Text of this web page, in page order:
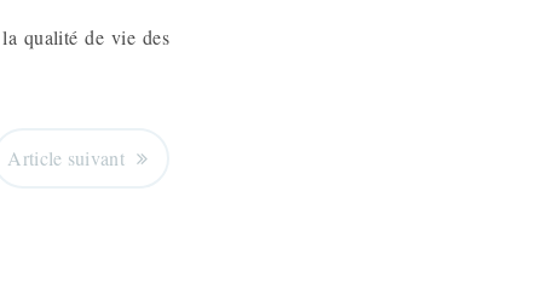
qualité de vie des
Article suivant